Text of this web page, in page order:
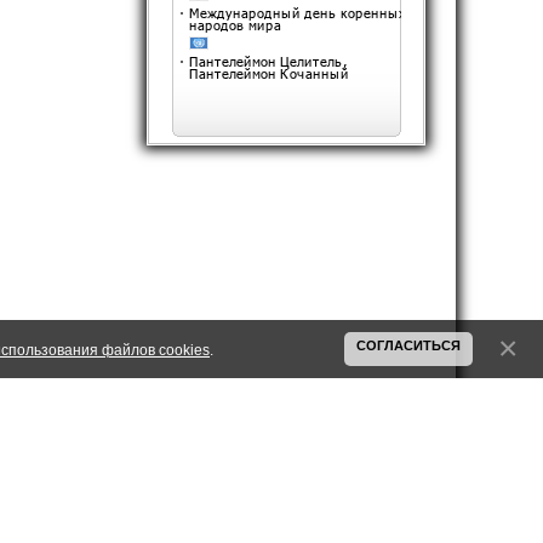
дедом!
Комсомольская стройка
Авантюризм Хрущева на
файлов cookies СОГЛАСИТЬСЯ